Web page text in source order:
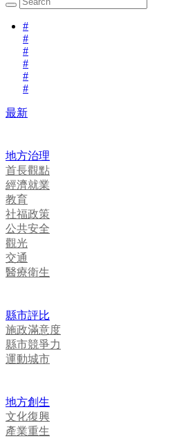
#
#
#
#
#
#
最新
地方治理
首長觀點
經濟就業
教育
社福政策
公共安全
觀光
交通
醫療衛生
縣市評比
施政滿意度
縣市競爭力
運動城市
地方創生
文化復興
產業重生